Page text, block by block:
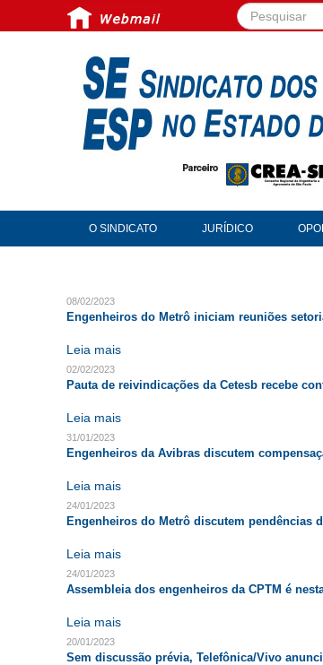
Pesquisar...
O SINDICATO JURÍDICO
08/02/2023
Engenheiros do Metrô iniciam reuniões
Leia mais
02/02/2023
Pauta de reivindicações da Cetesb recebe
Leia mais
31/01/2023
Engenheiros da Avibras discutem
Leia mais
24/01/2023
Engenheiros do Metrô discutem pendências
Leia mais
24/01/2023
Assembleia dos engenheiros da CPTM é
Leia mais
20/01/2023
Sem discussão prévia, Telefônica/Vivo